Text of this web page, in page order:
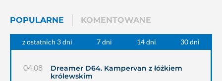
POPULARNE KOMENTOWANE
z ostatnich 3 dni 7 dni 14 dni 30 dni
04.08
Dreamer D64. Kampervan z łóżkiem
królewskim